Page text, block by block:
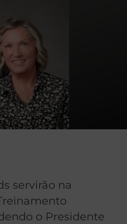
servirão na
o Presidente